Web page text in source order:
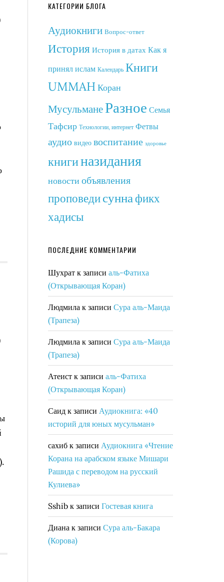
КАТЕГОРИИ БЛОГА
Аудиокниги Вопрос-ответ
История История в датах Как я
принял ислам Календарь Книги
UMMAH Коран
МусульманеРазное Семья
Тафсир Технологии, интернет Фетвы
аудио видео воспитание здоровье
книгиназидания
новости объявления
проповедисуннафикх
хадисы
ПОСЛЕДНИЕ КОММЕНТАРИИ
Шухрат к записи аль-Фатиха
(Открывающая Коран)
Людмила к записи Сура аль-Маида
(Трапеза)
Людмила к записи Сура аль-Маида
(Трапеза)
Атеист к записи аль-Фатиха
(Открывающая Коран)
Саид к записи Аудиокнига: «40
историй для юных мусульман»
сахиб к записи Аудиокнига «Чтение
Корана на арабском языке Мишари
Рашида с переводом на русский
Кулиева»
Sshib к записи Гостевая книга
Диана к записи Сура аль-Бакара
(Корова)